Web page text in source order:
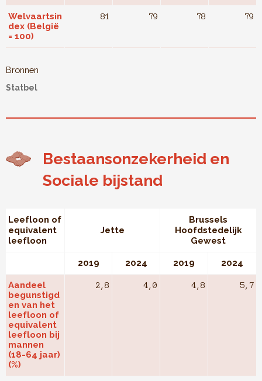
Welvaartsin
dex (België
= 100)
81 79 78 79
Bronnen
Statbel
Bestaansonzekerheid en
Sociale bijstand
Leefloon of
equivalent
leefloon
Jette
Brussels
Hoofdstedelijk
Gewest
2019 2024 2019 2024
Aandeel
begunstigd
en van het
leefloon of
equivalent
leefloon bij
mannen
(18-64 jaar)
(%)
2,8 4,0 4,8 5,7